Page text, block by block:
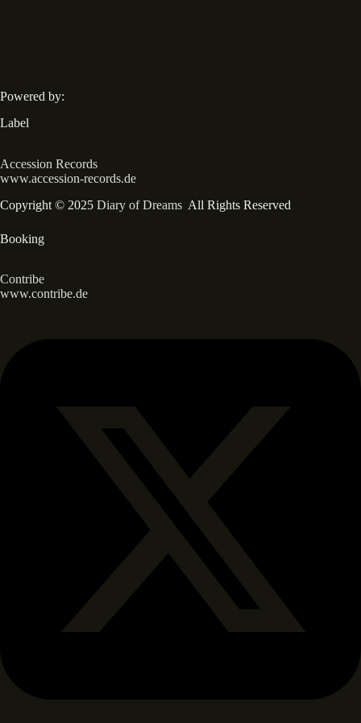
Powered by:
Label
Accession Records
www.accession-records.de
Copyright © 2025 Diary of Dreams All Rights Reserved
Booking
Contribe
www.contribe.de